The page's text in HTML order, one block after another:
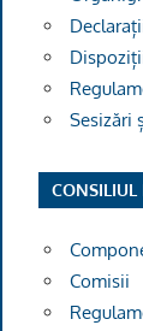
Sesizări
CONSILIUL
Comisii